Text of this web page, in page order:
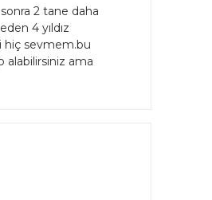
2 tane daha
4 yıldız
hiç sevmem.bu
alabilirsiniz ama